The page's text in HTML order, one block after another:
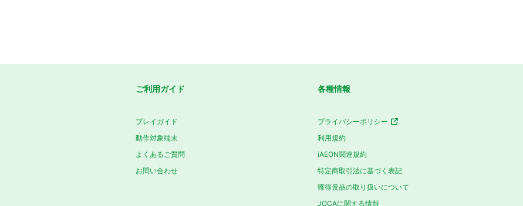
ご利用ガイド
プレイガイド
動作対象端末
よくあるご質問
お問い合わせ
各種情報
プライバシーポリシー
利用規約
iAEON関連規約
特定商取引法に基づく表記
獲得景品の取り扱いについて
JOCAに関する情報